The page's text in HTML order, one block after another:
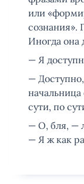
или
сознания».
Иногда она
— Я
—
сути, по
— О, бля, —
— Я ж как